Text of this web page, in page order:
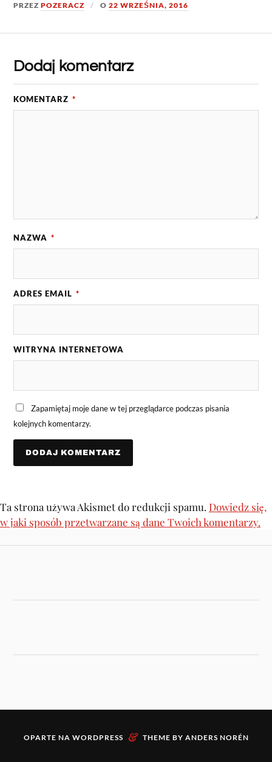
PRZEZPOZERACZ O22 WRZEŚNIA, 2016
Dodaj komentarz
KOMENTARZ *
NAZWA *
ADRES EMAIL *
WITRYNA INTERNETOWA
Zapamiętaj moje dane w tej przeglądarce podczas pisania
kolejnych komentarzy.
Ta strona używa Akismet do redukcji spamu. Dowiedz się,
w jaki sposób przetwarzane są dane Twoich komentarzy.
OPARTE NA WORDPRESS & THEME BY ANDERS NORÉN